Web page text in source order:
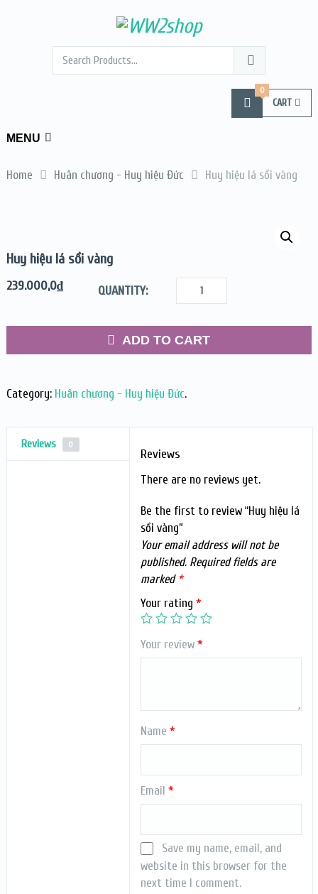
CART
0
MENU
Home Huân chương - Huy hiệu Đức Huy hiệu lá sồi vàng
Huy hiệu lá sồi vàng
239.000,0₫ QUANTITY:
ADD TO CART
Category: Huân chương - Huy hiệu Đức.
Reviews 0
Reviews
There are no reviews yet.
Be the first to review “Huy hiệu lá
sồi vàng”
Your email address will not be
published. Required fields are
marked *
Your rating*
Your review*
Name*
Email*
Save my name, email, and
website in this browser for the
next time I comment.